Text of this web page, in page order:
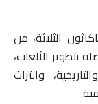
الثلاثة، من
بتطوير الألعاب،
والتراث